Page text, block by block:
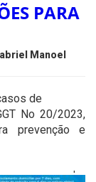
PARA
Manoel
de
No 20/2023,
prevenção e
'